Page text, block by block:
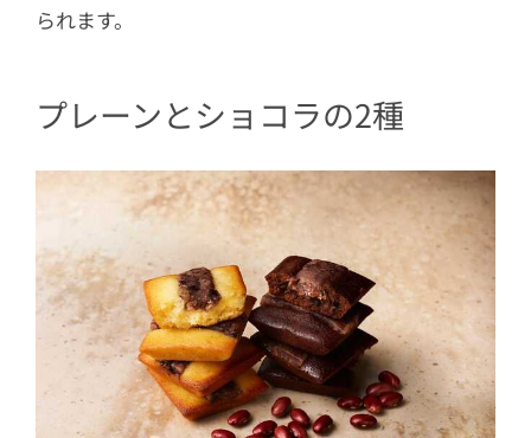
られます。
プレーンとショコラの2種